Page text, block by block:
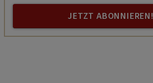
JETZT ABONNIEREN!